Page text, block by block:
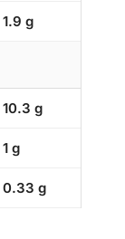
1.9 g
10.3 g
1 g
0.33 g